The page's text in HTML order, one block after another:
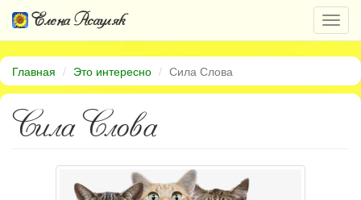
Елена Асауляк
Главная Это интересно Сила Слова
Сила Слова